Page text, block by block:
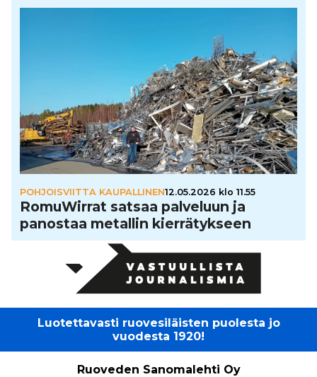
POHJOISVIITTA KAUPALLINEN12.05.2026 klo 11.55
Romu­Wir­rat satsaa palveluun ja
panostaa metallin kier­rä­tyk­seen
Luotettavasti ruovesiläisten puolesta jo
vuodesta 1920!
Ruoveden Sanomalehti Oy